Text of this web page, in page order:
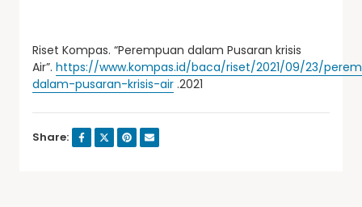
Riset Kompas. “Perempuan dalam Pusaran krisis
Air”. https://www.kompas.id/baca/riset/2021/09/23/
dalam-pusaran-krisis-air .2021
Share: